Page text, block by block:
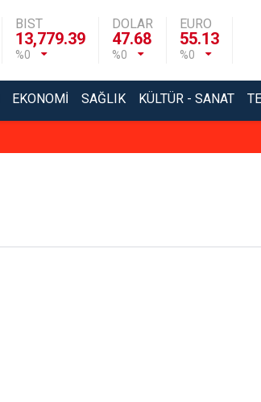
BIST
13,779.39
%0
DOLAR
47.68
%0
EURO
55.13
%0
EKONOMI SAĞLIK KÜLTÜR - SANAT